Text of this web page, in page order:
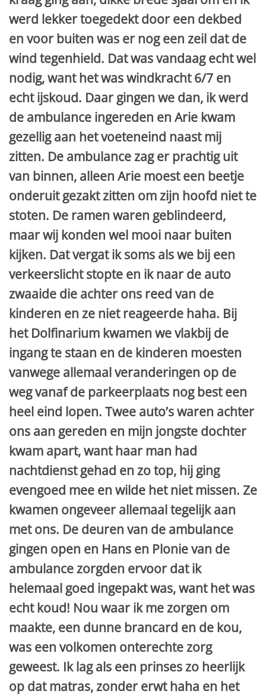
werd lekker toegedekt door een dekbed
en voor buiten was er nog een zeil dat de
wind tegenhield. Dat was vandaag echt wel
nodig, want het was windkracht 6/7 en
echt ijskoud. Daar gingen we dan, ik werd
de ambulance ingereden en Arie kwam
gezellig aan het voeteneind naast mij
zitten. De ambulance zag er prachtig uit
van binnen, alleen Arie moest een beetje
onderuit gezakt zitten om zijn hoofd niet te
stoten. De ramen waren geblindeerd,
maar wij konden wel mooi naar buiten
kijken. Dat vergat ik soms als we bij een
verkeerslicht stopte en ik naar de auto
zwaaide die achter ons reed van de
kinderen en ze niet reageerde haha. Bij
het Dolfinarium kwamen we vlakbij de
ingang te staan en de kinderen moesten
vanwege allemaal veranderingen op de
weg vanaf de parkeerplaats nog best een
heel eind lopen. Twee auto’s waren achter
ons aan gereden en mijn jongste dochter
kwam apart, want haar man had
nachtdienst gehad en zo top, hij ging
evengoed mee en wilde het niet missen. Ze
kwamen ongeveer allemaal tegelijk aan
met ons. De deuren van de ambulance
gingen open en Hans en Plonie van de
ambulance zorgden ervoor dat ik
helemaal goed ingepakt was, want het was
echt koud! Nou waar ik me zorgen om
maakte, een dunne brancard en de kou,
was een volkomen onterechte zorg
geweest. Ik lag als een prinses zo heerlijk
op dat matras, zonder erwt haha en het